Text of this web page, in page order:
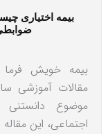
بیمه اختیاری
بیمه خویش
مقالات آموزشی
موضوع
اجتماعی، این مقاله